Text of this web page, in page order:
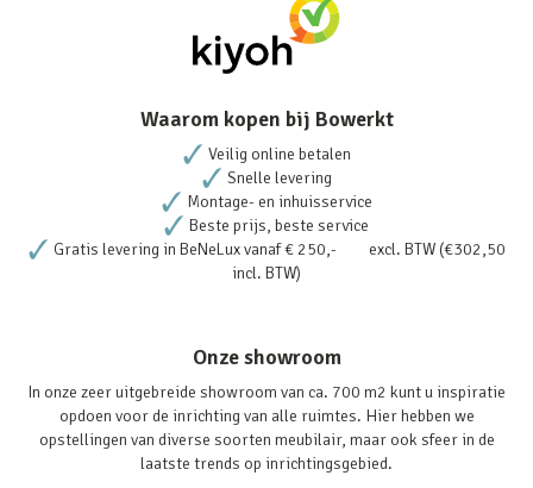
Waarom kopen bij Bowerkt
Veilig online betalen
Snelle levering
Montage- en inhuisservice
Beste prijs, beste service
Gratis levering in BeNeLux vanaf € 250,- excl. BTW (€302,50
incl. BTW)
Onze showroom
In onze zeer uitgebreide showroom van ca. 700 m2 kunt u inspiratie
opdoen voor de inrichting van alle ruimtes. Hier hebben we
opstellingen van diverse soorten meubilair, maar ook sfeer in de
laatste trends op inrichtingsgebied.